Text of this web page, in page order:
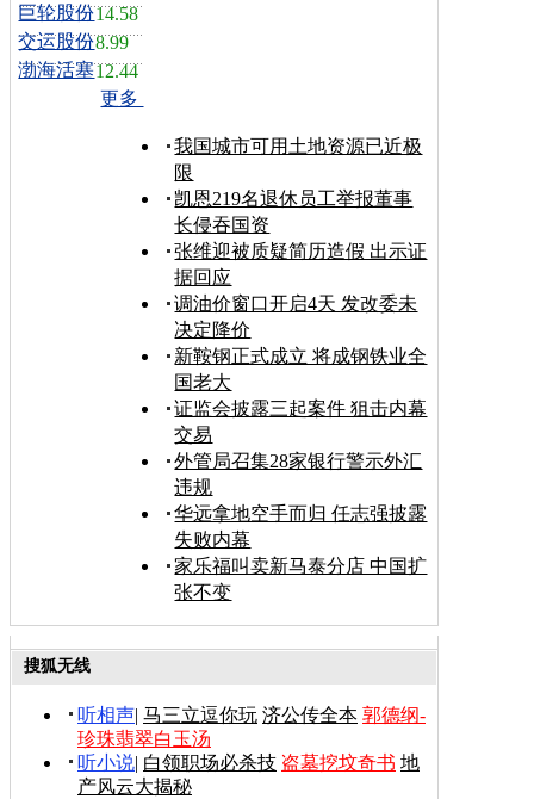
巨轮股份14.58
交运股份8.99
渤海活塞12.44
更多
我国城市可用土地资源已近极
限
凯恩219名退休员工举报董事
长侵吞国资
张维迎被质疑简历造假 出示证
据回应
调油价窗口开启4天 发改委未
决定降价
新鞍钢正式成立 将成钢铁业全
国老大
证监会披露三起案件 狙击内幕
交易
外管局召集28家银行警示外汇
违规
华远拿地空手而归 任志强披露
失败内幕
家乐福叫卖新马泰分店 中国扩
张不变
搜狐无线
听相声| 马三立逗你玩 济公传全本 郭德纲-
珍珠翡翠白玉汤
听小说| 白领职场必杀技 盗墓挖坟奇书 地
产风云大揭秘